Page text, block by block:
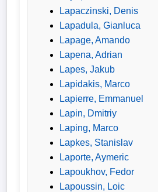
Lapaczinski, Denis
Lapadula, Gianluca
Lapage, Amando
Lapena, Adrian
Lapes, Jakub
Lapidakis, Marco
Lapierre, Emmanuel
Lapin, Dmitriy
Laping, Marco
Lapkes, Stanislav
Laporte, Aymeric
Lapoukhov, Fedor
Lapoussin, Loic